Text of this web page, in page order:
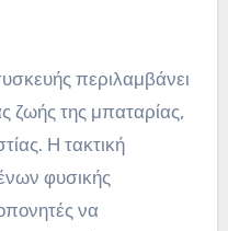
περιλαμβάνει
ζωής της μπαταρίας,
Η τακτική
φυσικής
να